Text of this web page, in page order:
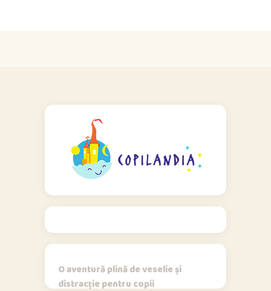
O aventură plină de veselie și
distracție pentru copii